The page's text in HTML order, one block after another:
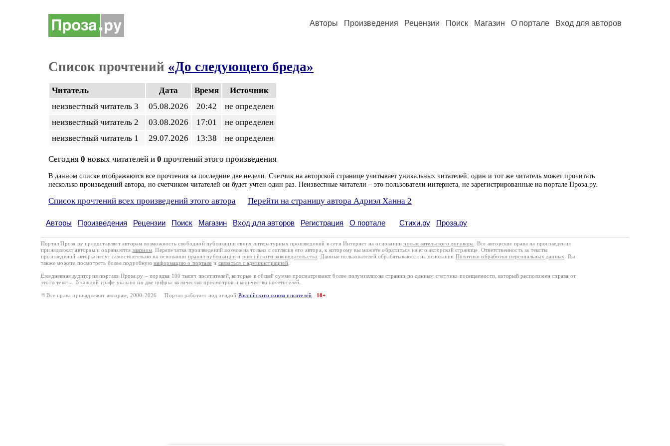
Авторы Произведения Рецензии Поиск Магазин О портале Вход для авторов
Список прочтений «До следующего бреда»
Читатель Дата Время
Источник
неизвестный читатель 3
05.08.2026 20:42
не определен
неизвестный читатель 2
03.08.2026 17:01
не определен
неизвестный читатель 1
29.07.2026 13:38 не определен
Сегодня 0 новых читателей и 0 прочтений этого произведения
В данном списке отображаются все прочтения за последние две недели. Счетчик на авторской странице учитывает уникальных читателей: один и тот же читатель может прочитать
несколько произведений автора, но счетчиком читателей он будет учтен один раз. Неизвестные читатели – это пользователи интернета, не зарегистрированные на портале Проза.ру.
Список прочтений всех произведений этого автора Перейти на страницу автора Адриэл Ханна 2
Авторы Произведения Рецензии Поиск Магазин Вход для авторов Регистрация О портале Стихи.ру Проза.ру
Портал Проза.ру предоставляет авторам возможность свободной публикации своих литературных произведений в сети Интернет на основаниипользовательского договора
. Все авторские права на произведения
принадлежат авторам и охраняются законом . Перепечатка произведений возможна только с согласия его автора, к которому вы можете обратиться на его авторской странице. Ответственность за тексты
произведений авторы несут самостоятельно на основании правил публикации и российского законодательства . Данные пользователей обрабатываются на основании Политики обработки персональных данных
. Вы
также можете посмотреть более подробную информацию о портале и связаться с администрацией.
Ежедневная аудитория портала Проза.ру – порядка 100 тысяч посетителей, которые в общей сумме просматривают более полумиллиона страниц по данным счетчика посещаемости, который расположен справа от
этого текста. В каждой графе указано по две цифры: количество просмотров и количество посетителей.
© Все права принадлежат авторам, 2000-2026 Портал работает под эгидой Российского союза писателей 18+